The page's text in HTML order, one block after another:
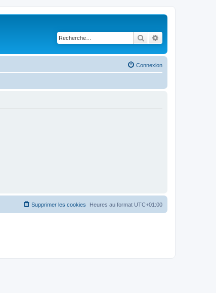
Rechercher
Connexion
Heures au format UTC+01:00
Supprimer les cookies